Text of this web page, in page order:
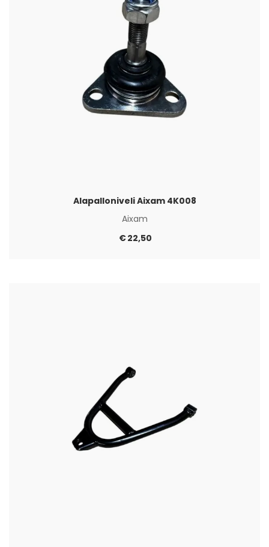
Alapalloniveli Aixam 4K008
Aixam
€22,50